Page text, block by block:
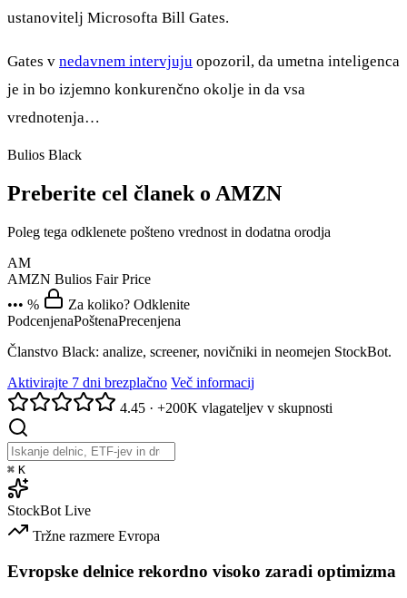
ustanovitelj Microsofta Bill Gates.
Gates v nedavnem intervjuju opozoril, da umetna inteligenca
je in bo izjemno konkurenčno okolje in da vsa
vrednotenja…
Bulios Black
Preberite cel članek o AMZN
Poleg tega odklenete pošteno vrednost in dodatna orodja
AM
AMZN Bulios Fair Price
••• %
Za koliko? Odklenite
PodcenjenaPoštenaPrecenjena
Članstvo Black: analize, screener, novičniki in neomejen StockBot.
Aktivirajte 7 dni brezplačno Več informacij
4.45 · +200K vlagateljev v skupnosti
⌘ K
StockBot Live
Tržne razmere Evropa
Evropske delnice rekordno visoko zaradi optimizma